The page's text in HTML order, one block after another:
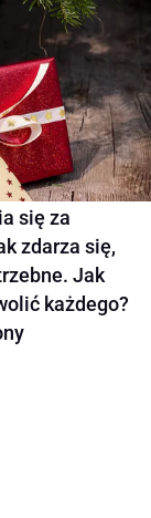
się za
zdarza się,
Jak
każdego?